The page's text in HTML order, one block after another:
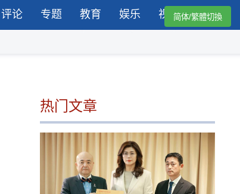
评论 专题 教育 娱乐 视频简体/繁體切換
热门文章